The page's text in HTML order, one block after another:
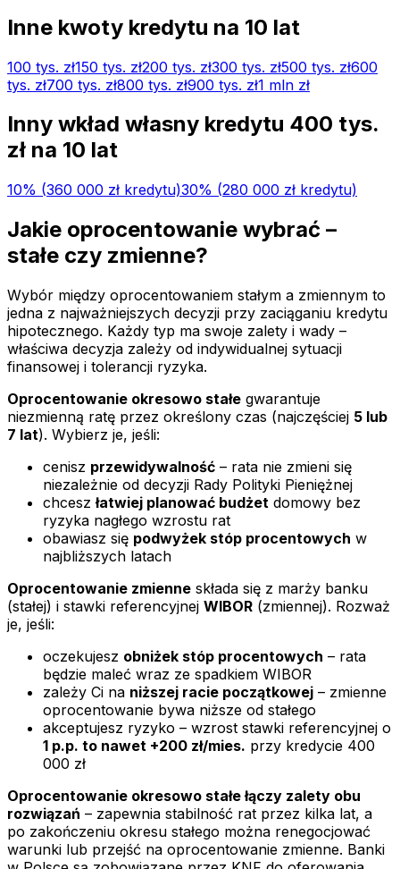
Inne kwoty kredytu na 10 lat
100 tys. zł150 tys. zł200 tys. zł300 tys. zł500 tys. zł600
tys. zł700 tys. zł800 tys. zł900 tys. zł1 mln zł
Inny wkład własny kredytu 400 tys.
zł na 10 lat
10% (360 000 zł kredytu)30% (280 000 zł kredytu)
Jakie oprocentowanie wybrać –
stałe czy zmienne?
Wybór między oprocentowaniem stałym a zmiennym to
jedna z najważniejszych decyzji przy zaciąganiu kredytu
hipotecznego. Każdy typ ma swoje zalety i wady –
właściwa decyzja zależy od indywidualnej sytuacji
finansowej i tolerancji ryzyka.
Oprocentowanie okresowo stałe gwarantuje
niezmienną ratę przez określony czas (najczęściej 5 lub
7 lat). Wybierz je, jeśli:
cenisz przewidywalność – rata nie zmieni się
niezależnie od decyzji Rady Polityki Pieniężnej
chceszłatwiej planować budżet domowy bez
ryzyka nagłego wzrostu rat
obawiasz się podwyżek stóp procentowych w
najbliższych latach
Oprocentowanie zmienne składa się z marży banku
(stałej) i stawki referencyjnej WIBOR (zmiennej). Rozważ
je, jeśli:
oczekujesz obniżek stóp procentowych – rata
będzie maleć wraz ze spadkiem WIBOR
zależy Ci na niższej racie początkowej – zmienne
oprocentowanie bywa niższe od stałego
akceptujesz ryzyko – wzrost stawki referencyjnej o
1 p.p. to nawet +200 zł/mies. przy kredycie 400
000 zł
Oprocentowanie okresowo stałe łączy zalety obu
rozwiązań – zapewnia stabilność rat przez kilka lat, a
po zakończeniu okresu stałego można renegocjować
warunki lub przejść na oprocentowanie zmienne. Banki